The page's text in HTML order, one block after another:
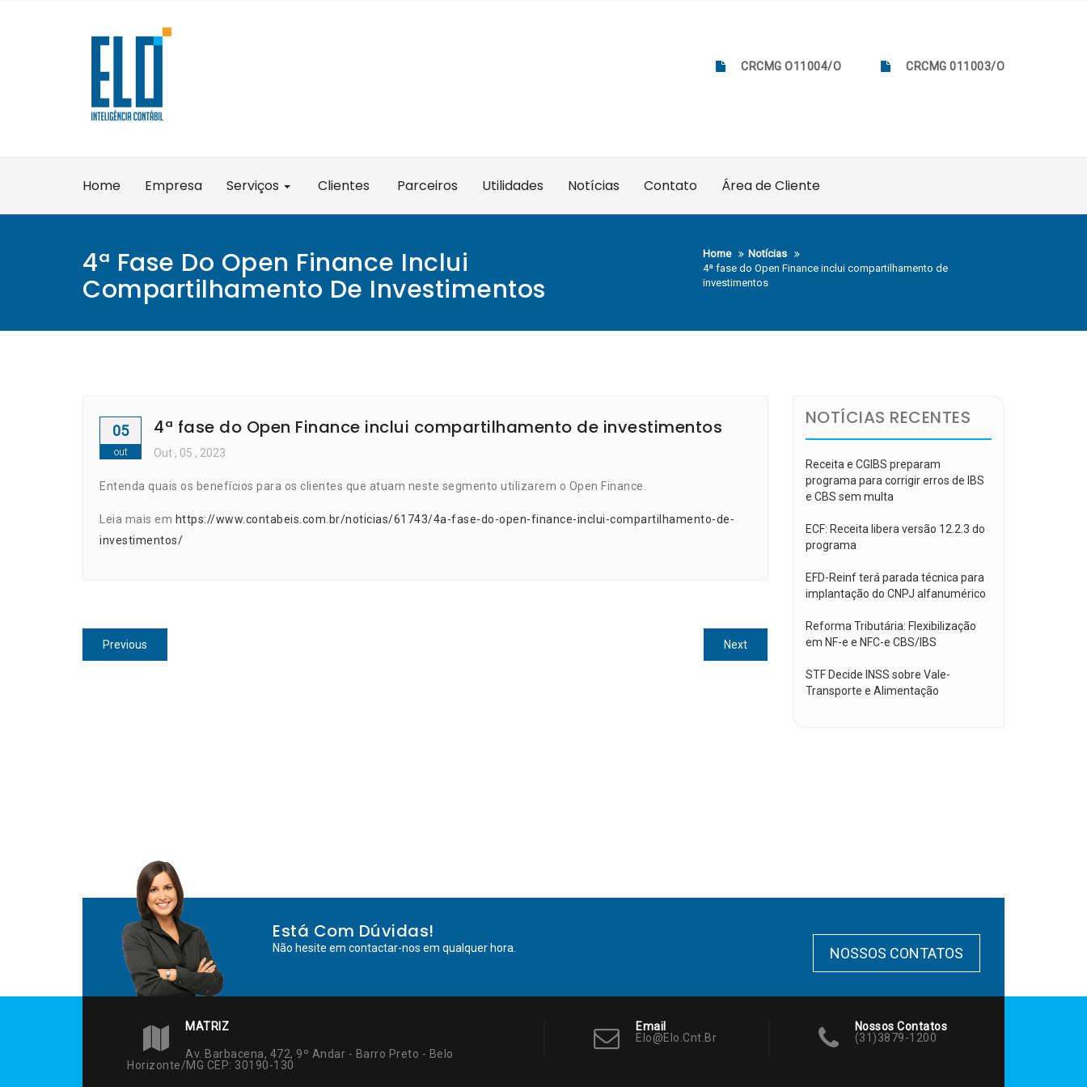
CRCMG O11004/O CRCMG 011003/O
Home Empresa Serviços Clientes Parceiros Utilidades Notícias Contato Área de Cliente
4ª Fase Do Open Finance Inclui
Compartilhamento De Investimentos
Home
Notícias
4ª fase do Open Finance inclui compartilhamento de
investimentos
05
out
4ª fase do Open Finance inclui compartilhamento de investimentos
Out , 05 , 2023
Entenda quais os benefícios para os clientes que atuam neste segmento utilizarem o Open Finance.
Leia mais em https://www.contabeis.com.br/noticias/61743/4a-fase-do-open-finance-inclui-compartilhamento-de-
investimentos/
Navegação
de
Previous
post:
NextNext
post:
NOTÍCIAS RECENTES
Receita e CGIBS preparam
programa para corrigir erros de IBS
e CBS sem multa
ECF: Receita libera versão 12.2.3 do
programa
EFD-Reinf terá parada técnica para
implantação do CNPJ alfanumérico
Reforma Tributária: Flexibilização
em NF-e e NFC-e CBS/IBS
STF Decide INSS sobre Vale-
Transporte e Alimentação
Está Com Dúvidas!
Não hesite em contactar-nos em qualquer hora. NOSSOS CONTATOS
MATRIZ
Av. Barbacena, 472, 9º Andar - Barro Preto - Belo
Horizonte/MG CEP: 30190-130
Email
Elo@elo.cnt.br
Nossos Contatos
(31)3879-1200